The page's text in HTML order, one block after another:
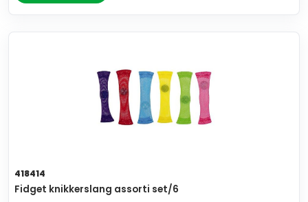
418414
Fidget knikkerslang assorti set/6